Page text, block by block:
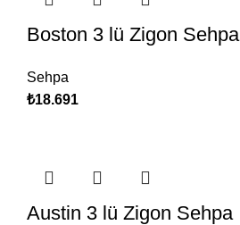
Boston 3 lü Zigon Sehpa
Sehpa
₺18.691
Austin 3 lü Zigon Sehpa